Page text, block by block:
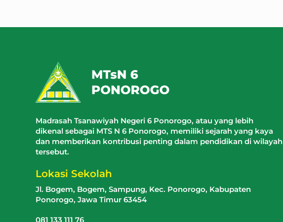
Madrasah Tsanawiyah Negeri 6 Ponorogo, atau yang lebih
dikenal sebagai MTS N 6 Ponorogo, memiliki sejarah yang kaya
dan memberikan kontribusi penting dalam pendidikan di wilayah
tersebut.
Lokasi Sekolah
Jl. Bogem, Bogem, Sampung, Kec. Ponorogo, Kabupaten
Ponorogo, Jawa Timur 63454
081 133 111 76